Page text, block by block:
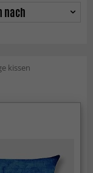
nach
kissen